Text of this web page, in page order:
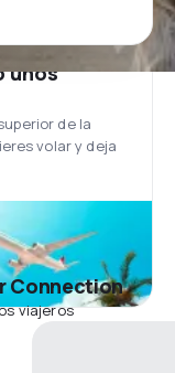
unos
de la
volar y deja
Connection
viajeros